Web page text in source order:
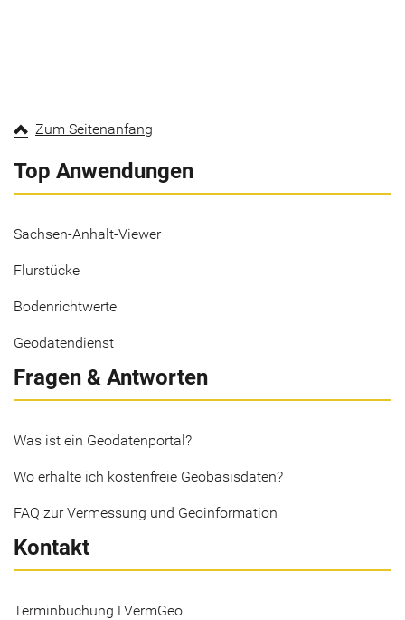
Zum Seitenanfang
Top Anwendungen
Sachsen-Anhalt-Viewer
Flurstücke
Bodenrichtwerte
Geodatendienst
Fragen & Antworten
Was ist ein Geodatenportal?
Wo erhalte ich kostenfreie Geobasisdaten?
FAQ zur Vermessung und Geoinformation
Kontakt
Terminbuchung LVermGeo